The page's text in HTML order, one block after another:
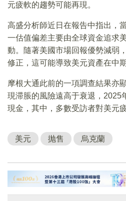
元疲軟的趨勢可能再現。
高盛分析師近日在報告中指出，
一估值偏差主要由全球資金追求
動。隨著美國市場回報優勢減弱
修正，這可能導致美元資產在中
摩根大通此前的一項調查結果亦
現滞脹的風險遠高于衰退，2025
現金，其中，多數受訪者對美元
美元 抛售 烏克蘭